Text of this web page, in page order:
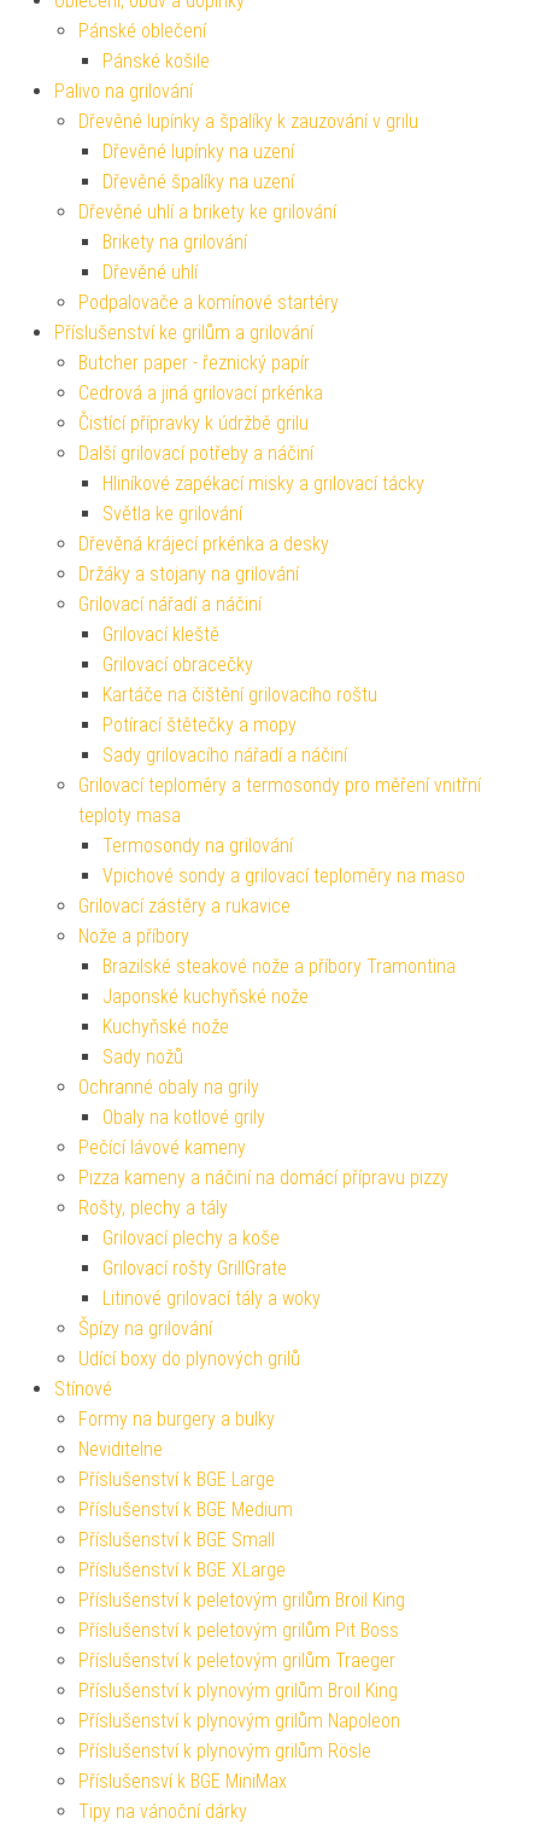
Pánské oblečení
Pánské košile
Palivo na grilování
Dřevěné lupínky a špalíky k zauzování v grilu
Dřevěné lupínky na uzení
Dřevěné špalíky na uzení
Dřevěné uhlí a brikety ke grilování
Brikety na grilování
Dřevěné uhlí
Podpalovače a komínové startéry
Příslušenství ke grilům a grilování
Butcher paper - řeznický papír
Cedrová a jiná grilovací prkénka
Čistící přípravky k údržbě grilu
Další grilovací potřeby a náčiní
Hliníkové zapékací misky a grilovací tácky
Světla ke grilování
Dřevěná krájecí prkénka a desky
Držáky a stojany na grilování
Grilovací nářadí a náčiní
Grilovací kleště
Grilovací obracečky
Kartáče na čištění grilovacího roštu
Potírací štětečky a mopy
Sady grilovacího nářadí a náčiní
Grilovací teploměry a termosondy pro měření vnitřní
teploty masa
Termosondy na grilování
Vpichové sondy a grilovací teploměry na maso
Grilovací zástěry a rukavice
Nože a příbory
Brazilské steakové nože a příbory Tramontina
Japonské kuchyňské nože
Kuchyňské nože
Sady nožů
Ochranné obaly na grily
Obaly na kotlové grily
Pečící lávové kameny
Pizza kameny a náčiní na domácí přípravu pizzy
Rošty, plechy a tály
Grilovací plechy a koše
Grilovací rošty GrillGrate
Litinové grilovací tály a woky
Špízy na grilování
Udící boxy do plynových grilů
Stínové
Formy na burgery a bulky
Neviditelne
Příslušenství k BGE Large
Příslušenství k BGE Medium
Příslušenství k BGE Small
Příslušenství k BGE XLarge
Příslušenství k peletovým grilům Broil King
Příslušenství k peletovým grilům Pit Boss
Příslušenství k peletovým grilům Traeger
Příslušenství k plynovým grilům Broil King
Příslušenství k plynovým grilům Napoleon
Příslušenství k plynovým grilům Rösle
Příslušensví k BGE MiniMax
Tipy na vánoční dárky